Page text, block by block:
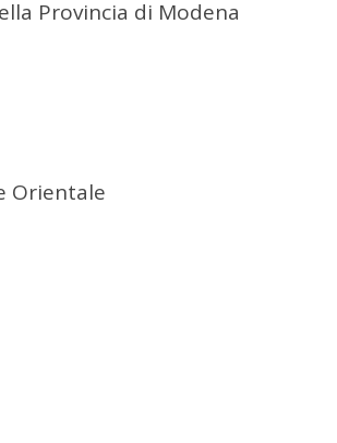
Provincia di Modena
Orientale